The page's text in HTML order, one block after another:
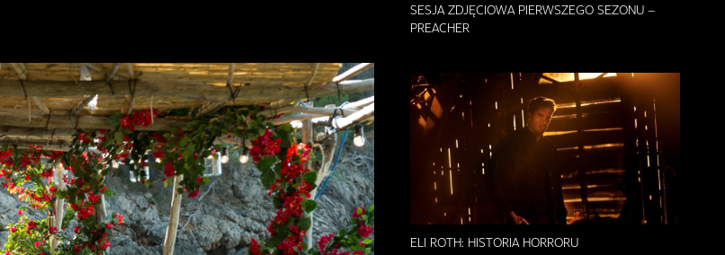
SESJA ZDJĘCIOWA PIERWSZEGO SEZONU –
PREACHER
ELI ROTH: HISTORIA HORRORU